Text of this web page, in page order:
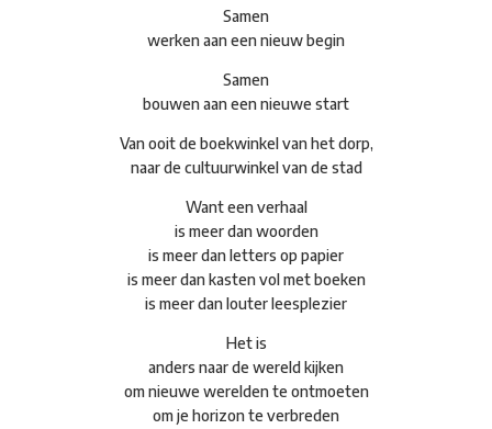
Samen
werken aan een nieuw begin
Samen
bouwen aan een nieuwe start
Van ooit de boekwinkel van het dorp,
naar de cultuurwinkel van de stad
Want een verhaal
is meer dan woorden
is meer dan letters op papier
is meer dan kasten vol met boeken
is meer dan louter leesplezier
Het is
anders naar de wereld kijken
om nieuwe werelden te ontmoeten
om je horizon te verbreden